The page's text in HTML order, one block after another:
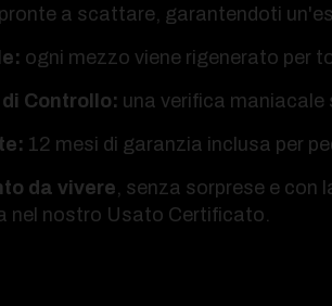
a scattare, garantendoti
ogni mezzo viene rigenerato per
Controllo: una verifica
12 mesi di garanzia inclusa per
da vivere, senza sorprese e con
nel nostro Usato Certificato.